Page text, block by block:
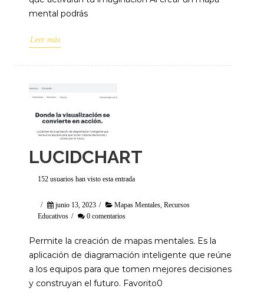
mental podrás
Leer más
LUCIDCHART
152 usuarios han visto esta entrada
/ junio 13, 2023 / Mapas Mentales Recursos
Educativos / 0 comentarios
Permite la creación de mapas mentales. Es la
aplicación de diagramación inteligente que reúne
a los equipos para que tomen mejores decisiones
y construyan el futuro. Favorito0